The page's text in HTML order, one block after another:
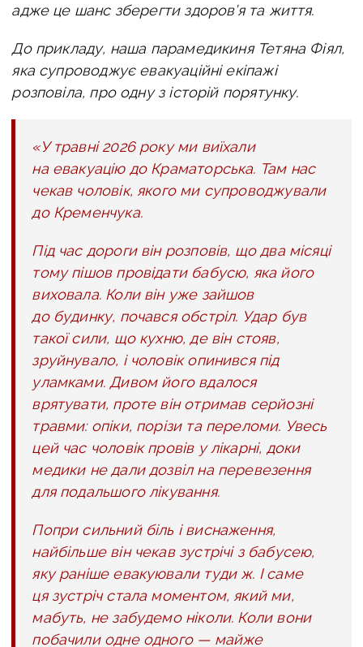
адже це шанс зберегти здоров’я та життя.
До прикладу, наша парамедикиня Тетяна Фіял,
яка супроводжує евакуаційні екіпажі
розповіла, про одну з історій порятунку.
«У травні 2026 року ми виїхали
на евакуацію до Краматорська. Там нас
чекав чоловік, якого ми супроводжували
до Кременчука.
Під час дороги він розповів, що два місяці
тому пішов провідати бабусю, яка його
виховала. Коли він уже зайшов
до будинку, почався обстріл. Удар був
такої сили, що кухню, де він стояв,
зруйнувало, і чоловік опинився під
уламками. Дивом його вдалося
врятувати, проте він отримав серйозні
травми: опіки, порізи та переломи. Увесь
цей час чоловік провів у лікарні, доки
медики не дали дозвіл на перевезення
для подальшого лікування.
Попри сильний біль і виснаження,
найбільше він чекав зустрічі з бабусею,
яку раніше евакуювали туди ж. І саме
ця зустріч стала моментом, який ми,
мабуть, не забудемо ніколи. Коли вони
побачили одне одного — майже